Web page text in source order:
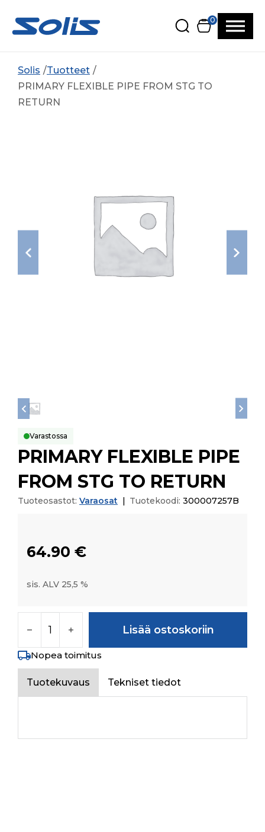
0
Solis
Tuotteet
PRIMARY FLEXIBLE PIPE FROM STG TO
RETURN
Varastossa
PRIMARY FLEXIBLE PIPE
FROM STG TO RETURN
Tuoteosastot: Varaosat Tuotekoodi: 300007257B
64.90 €
sis. ALV 25,5 %
Lisää ostoskoriin
Nopea toimitus
Tuotekuvaus Tekniset tiedot